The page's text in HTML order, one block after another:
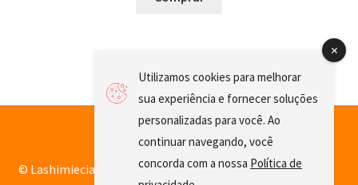
© Lashimiecia 2026
Utilizamos cookies para melhorar
sua experiência e fornecer soluções
personalizadas para você. Ao
continuar navegando, você
concorda com a nossa Política de